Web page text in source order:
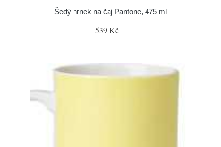
Šedý hrnek na čaj Pantone, 475 ml
539 Kč